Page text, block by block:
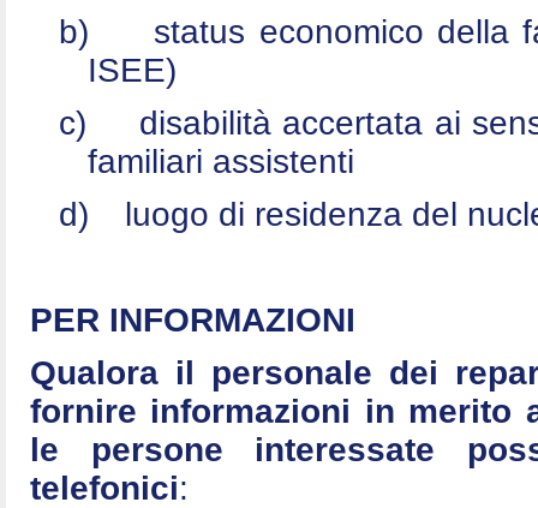
b)
status economico della
ISEE)
c)
disabilità accertata ai
familiari assistenti
d)
luogo di residenza del
PER INFORMAZIONI
Qualora il personale dei
fornire informazioni in merito
le persone interessate
telefonici: